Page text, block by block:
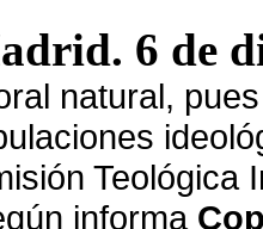
6 de
natural,
Teológica
informa